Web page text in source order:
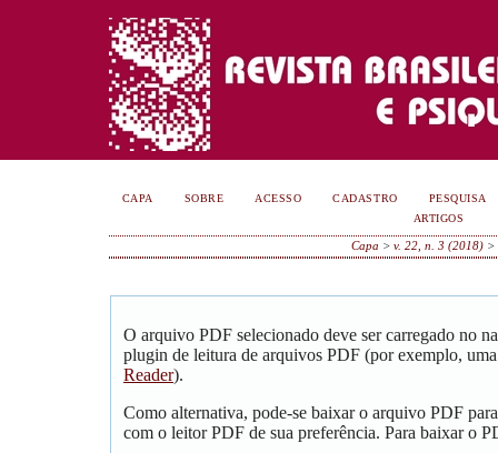
CAPA SOBRE ACESSO CADASTRO
PESQUISA
ARTIGOS
Capa >v. 22, n. 3 (2018) >
O arquivo PDF selecionado deve ser carregado no
plugin de leitura de arquivos PDF (por exemplo,
Reader).
Como alternativa, pode-se baixar o arquivo PDF
com o leitor PDF de sua preferência. Para baixar o